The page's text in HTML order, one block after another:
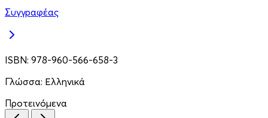
Συγγραφέας
ISBN: 978-960-566-658-3
Γλώσσα: Ελληνικά
Προτεινόμενα